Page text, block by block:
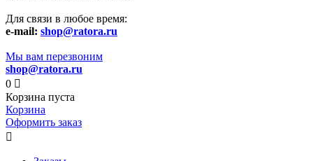
Для связи в любое время:
e-mail: shop@ratora.ru
Мы вам перезвоним
shop@ratora.ru
0 
Корзина пуста
Корзина
Оформить заказ
